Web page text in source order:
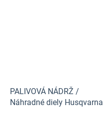
PALIVOVÁ NÁDRŽ /
Náhradné diely Husqvarna